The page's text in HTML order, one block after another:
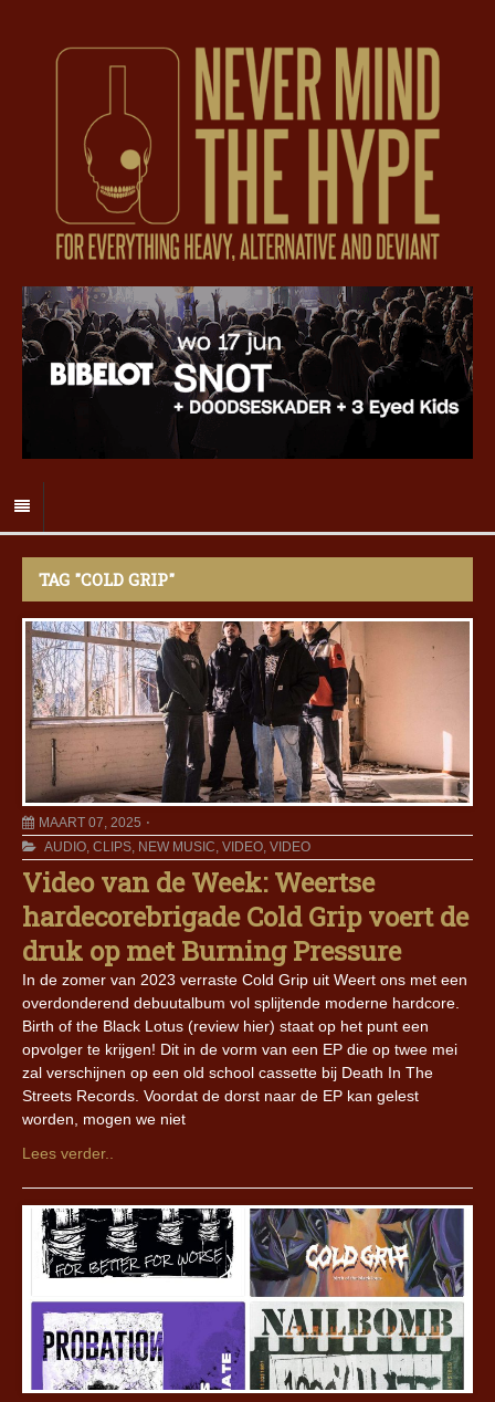
TAG "COLD GRIP"
MAART 07, 2025
AUDIO, CLIPS, NEW MUSIC, VIDEO, VIDEO
Video van de Week: Weertse
hardecorebrigade Cold Grip voert de
druk op met Burning Pressure
In de zomer van 2023 verraste Cold Grip uit Weert ons met een
overdonderend debuutalbum vol splijtende moderne hardcore.
Birth of the Black Lotus (review hier) staat op het punt een
opvolger te krijgen! Dit in de vorm van een EP die op twee mei
zal verschijnen op een old school cassette bij Death In The
Streets Records. Voordat de dorst naar de EP kan gelest
worden, mogen we niet
Lees verder..